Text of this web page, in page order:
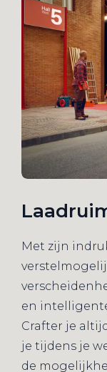
Met zijn
en
Crafter je
je tijdens je
de